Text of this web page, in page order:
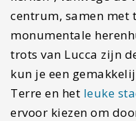
centrum, samen met
monumentale
trots van Lucca zijn
kun je een
Terre en het leuke
ervoor kiezen om